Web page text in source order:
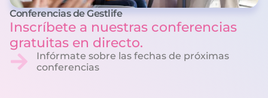
Conferencias de Gestlife
Inscríbete a nuestras conferencias
gratuitas en directo.
Infórmate sobre las fechas de próximas
conferencias